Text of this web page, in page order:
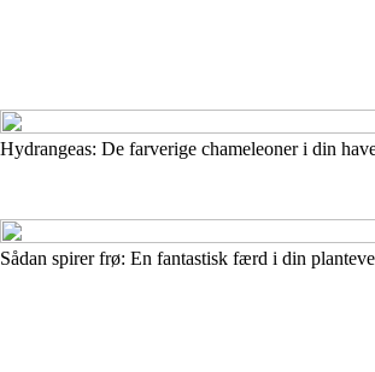
Hydrangeas: De farverige chameleoner i din
Sådan spirer frø: En fantastisk færd i din